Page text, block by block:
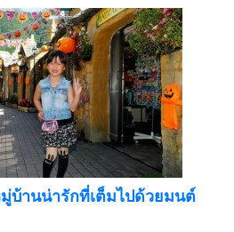
บ้านน่ารักที่เต็มไปด้วยมนต์